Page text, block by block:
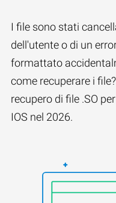
I file sono stati
dell'utente o di un
formattato
come recuperare i
recupero di file .SO
IOS nel 2026.